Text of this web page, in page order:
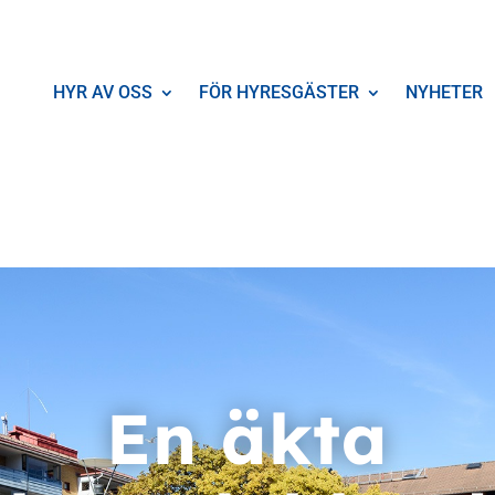
HYR AV OSS FÖR HYRESGÄSTER NYHETER
En äkta